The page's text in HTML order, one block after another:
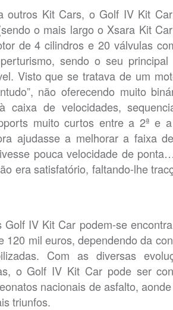
outros Kit Cars, o Golf IV Kit
o mais largo o Xsara Kit
de 4 cilindros e 20 válvulas
sendo o seu
Visto que se tratava de um
não oferecendo muito
caixa de velocidades,
muito curtos entre a 2ª e
ajudasse a melhorar a faixa
pouca velocidade de
era satisfatório, faltando-lhe
Golf IV Kit Car podem-se
120 mil euros, dependendo da
Com as diversas
o Golf IV Kit Car pode ser
nacionais de asfalto,
triunfos.